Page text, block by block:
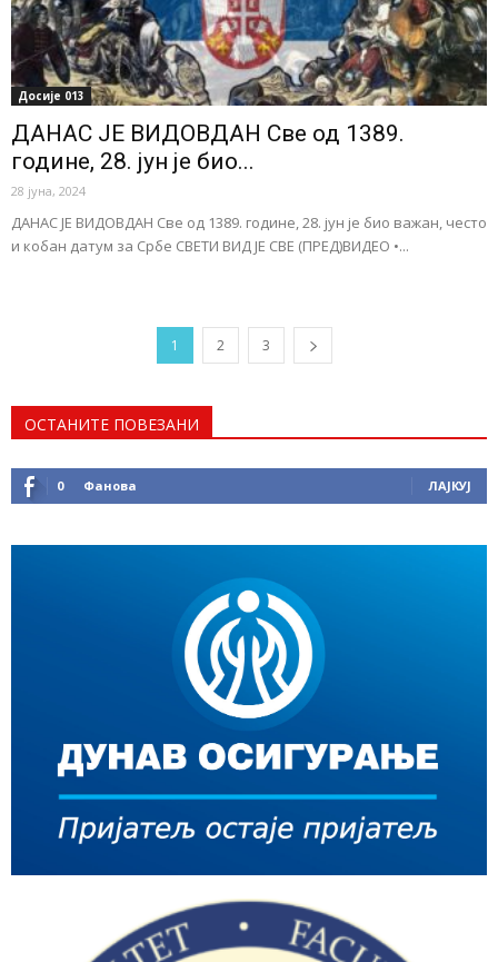
Досије 013
ДАНАС ЈЕ ВИДОВДАН Све од 1389.
године, 28. јун је био...
28 јуна, 2024
ДАНАС ЈЕ ВИДОВДАН Све од 1389. године, 28. јун је био важан, често
и кобан датум за Србе СВЕТИ ВИД ЈЕ СВЕ (ПРЕД)ВИДЕО •...
1 2 3
ОСТАНИТЕ ПОВЕЗАНИ
0 Фанова ЛАЈКУЈ